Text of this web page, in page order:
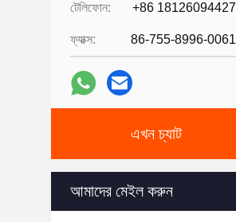
টেলিফোন: +86 18126094427
ফ্যাক্স: 86-755-8996-0061
এখন চ্যাট
আমাদের মেইল ​​করুন